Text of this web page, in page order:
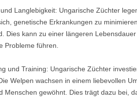
Langlebigkeit: Ungarische Züchter
genetische Erkrankungen zu
Dies kann zu einer längeren
Probleme führen.
und Training: Ungarische Züchter
Welpen wachsen in einem liebevollen
Menschen gewöhnt. Dies trägt dazu bei,